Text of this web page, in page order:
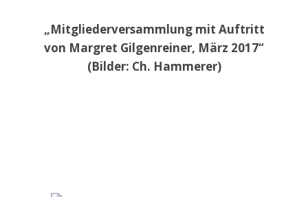
„Mitgliederversammlung mit Auftritt
von Margret Gilgenreiner, März 2017“
(Bilder: Ch. Hammerer)